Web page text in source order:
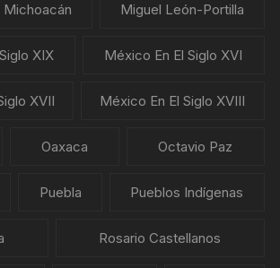
Michoacán Miguel León-Portilla
XIX México En El Siglo XVI
XVII México En El Siglo XVIII
Oaxaca Octavio Paz
Puebla Pueblos Indígenas
Rosario Castellanos